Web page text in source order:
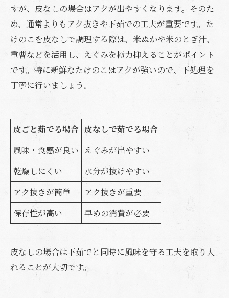
すが、皮なしの場合はアクが出やすくなります。そのた
め、通常よりもアク抜きや下茹での工夫が重要です。た
けのこを皮なしで調理する際は、米ぬかや米のとぎ汁、
重曹などを活用し、えぐみを極力抑えることがポイント
です。特に新鮮なたけのこはアクが強いので、下処理を
丁寧に行いましょう。
皮ごと茹でる場合 皮なしで茹でる場合
風味・食感が良い
えぐみが出やすい
乾燥しにくい
水分が抜けやすい
アク抜きが簡単
アク抜きが重要
保存性が高い
早めの消費が必要
皮なしの場合は下茹でと同時に風味を守る工夫を取り入
れることが大切です。